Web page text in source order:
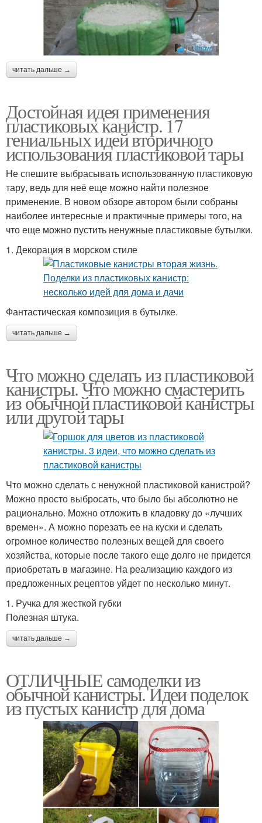
читать дальше →
Достойная идея применения
пластиковых канистр. 17
гениальных идей вторичного
использования пластиковой тары
Не спешите выбрасывать использованную пластиковую
тару, ведь для неё еще можно найти полезное
применение. В новом обзоре автором были собраны
наиболее интересные и практичные примеры того, на
что еще можно пустить ненужные пластиковые бутылки.
1. Декорация в морском стиле
Фантастическая композиция в бутылке.
читать дальше →
Что можно сделать из пластиковой
канистры. Что можно смастерить
из обычной пластиковой канистры
или другой тары
Что можно сделать с ненужной пластиковой канистрой?
Можно просто выбросать, что было бы абсолютно не
рационально. Можно отложить в кладовку до «лучших
времен». А можно порезать ее на куски и сделать
огромное количество полезных вещей для своего
хозяйства, которые после такого еще долго не придется
приобретать в магазине. На реализацию каждого из
предложенных рецептов уйдет по несколько минут.
1. Ручка для жесткой губки
Полезная штука.
читать дальше →
ОТЛИЧНЫЕ самоделки из
обычной канистры. Идеи поделок
из пустых канистр для дома